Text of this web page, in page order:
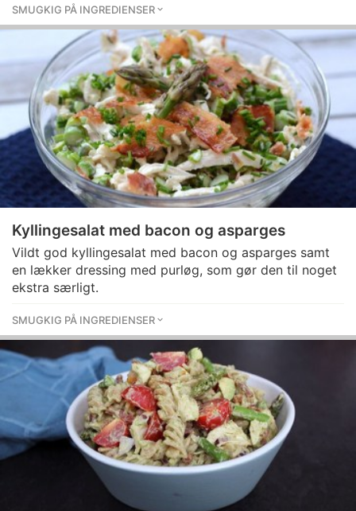
SMUGKIG PÅ INGREDIENSER
Kyllingesalat med bacon og asparges
Vildt god kyllingesalat med bacon og asparges samt
en lækker dressing med purløg, som gør den til noget
ekstra særligt.
SMUGKIG PÅ INGREDIENSER